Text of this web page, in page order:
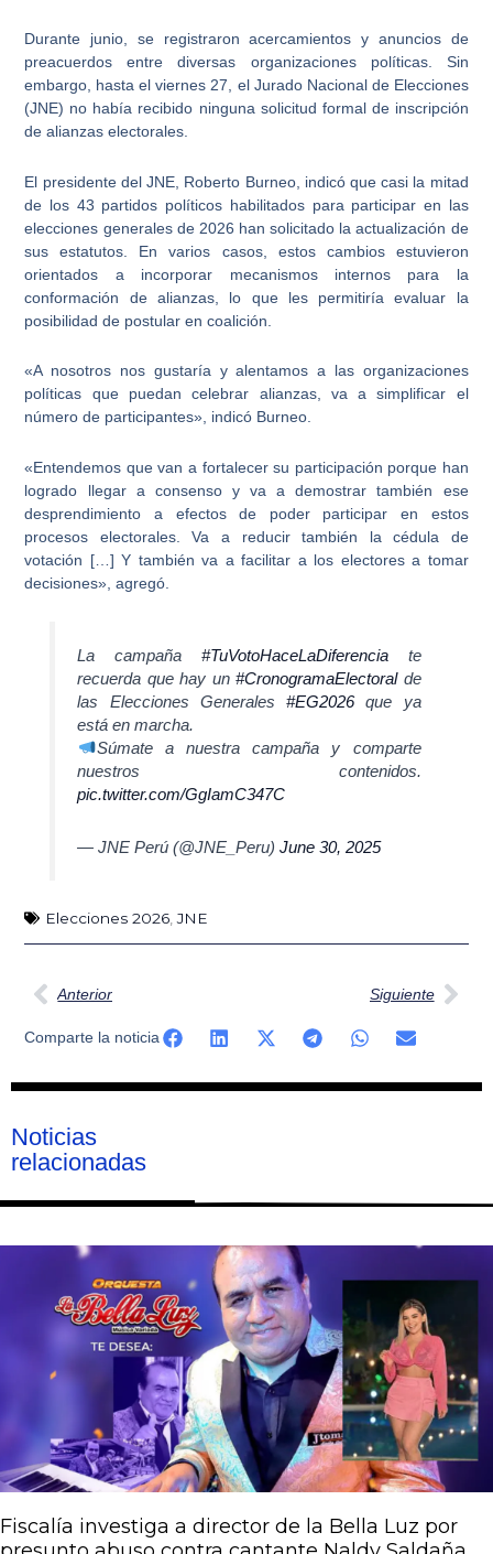
Durante junio, se registraron acercamientos y anuncios de
preacuerdos entre diversas organizaciones políticas. Sin
embargo, hasta el viernes 27, el Jurado Nacional de Elecciones
(JNE) no había recibido ninguna solicitud formal de inscripción
de alianzas electorales
El presidente del JNE, Roberto Burneo, indicó que casi la mitad
de los 43 partidos políticos habilitadospara participar en las
elecciones generales de 2026 han solicitado la actualización de
sus estatutos. En varios casos, estos cambios estuvieron
orientados a incorporar mecanismos internos para la
conformación de alianzas, lo que les permitiría evaluar la
posibilidad de postular en coalición.
«A nosotros nos gustaría yalentamos a las organizaciones
políticas que puedan celebrar alianzas, va a simplificar el
número de participantes», indicó Burneo.
«Entendemos que van a fortalecer su participación porque han
logrado llegar a consensoy va a demostrar también ese
desprendimiento a efectos de poder participar en estos
procesos electorales. Va a reducir también la cédula de
votación […] Y también va a facilitar a los electores a tomar
decisiones», agregó.
La campaña #TuVotoHaceLaDiferenciate
recuerda que hay un#CronogramaElectoralde
las Elecciones Generales#EG2026que ya
está en marcha.
Súmate a nuestra campaña y comparte
nuestros contenidos.
pic.twitter.com/GgIamC347C
— JNE Perú (@JNE_Peru)June 30, 2025
Elecciones 2026 ,JNE
Ant
Anterior Siguiente
Comparte la noticia
Noticias
relacionadas
Fiscalía investiga a director de la Bella Luz por
PáginaPágina
Página
Página
Página